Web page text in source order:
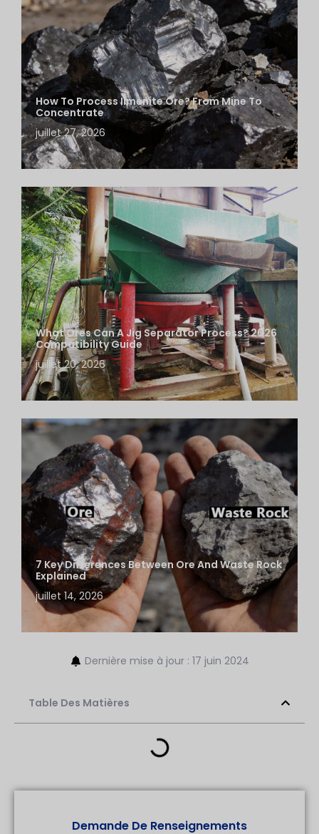
How To Process Ilmenite Ore? From Mine To
Concentrate
juillet 27, 2026
What Ores Can A Jig Separator Process? 2026
Compatibility Guide
juillet 20, 2026
7 Key Differences Between Ore And Waste Rock
Explained
juillet 14, 2026
Dernière mise à jour : 17 juin 2024
Table Des Matières
Demande De Renseignements